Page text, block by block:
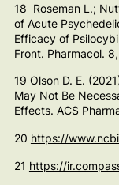
18 Roseman L.;
of Acute
Efficacy of
Front. Pharmacol.
19 Olson D. E.
May Not Be
Effects. ACS
20 https://
21 https://